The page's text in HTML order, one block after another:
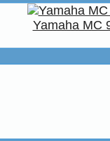
Yamaha MC